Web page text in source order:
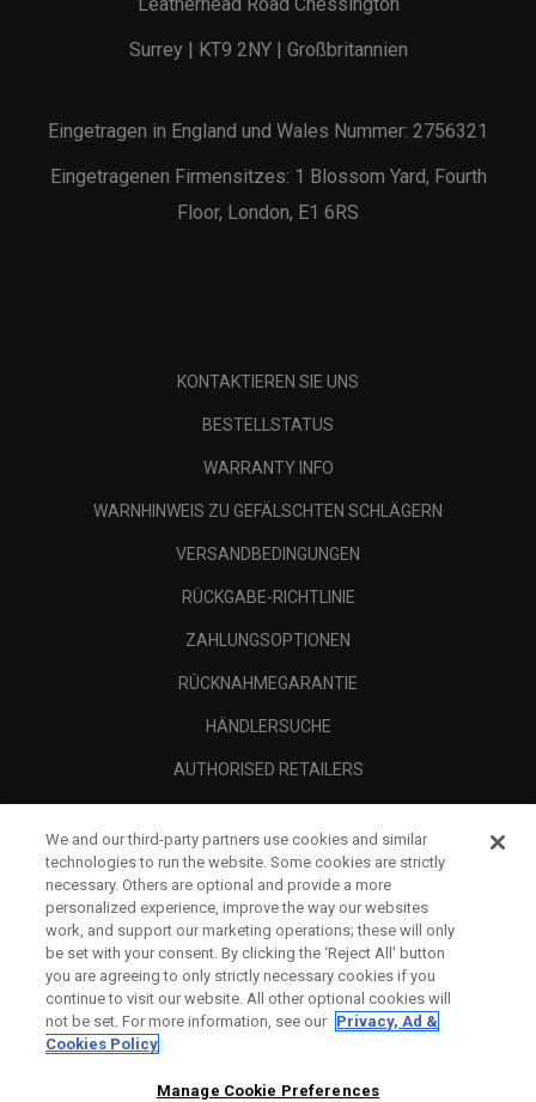
Leatherhead Road Chessington
Surrey | KT9 2NY | Großbritannien
Eingetragen in England und Wales Nummer: 2756321
Eingetragenen Firmensitzes: 1 Blossom Yard, Fourth
Floor, London, E1 6RS
KONTAKTIEREN SIE UNS
BESTELLSTATUS
WARRANTY INFO
WARNHINWEIS ZU GEFÄLSCHTEN SCHLÄGERN
VERSANDBEDINGUNGEN
RÜCKGABE-RICHTLINIE
ZAHLUNGSOPTIONEN
RÜCKNAHMEGARANTIE
HÄNDLERSUCHE
AUTHORISED RETAILERS
UNTERNEHMENSPROFIL
RECHTLICHES-
We and our third-party partners use cookies and similar
technologies to run the website. Some cookies are strictly
necessary. Others are optional and provide a more
personalized experience, improve the way our websites
work, and support our marketing operations; these will only
be set with your consent. By clicking the ‘Reject All' button
you are agreeing to only strictly necessary cookies if you
continue to visit our website. All other optional cookies will
not be set. For more information, see our Privacy, Ad &
Cookies Policy
Manage Cookie Preferences